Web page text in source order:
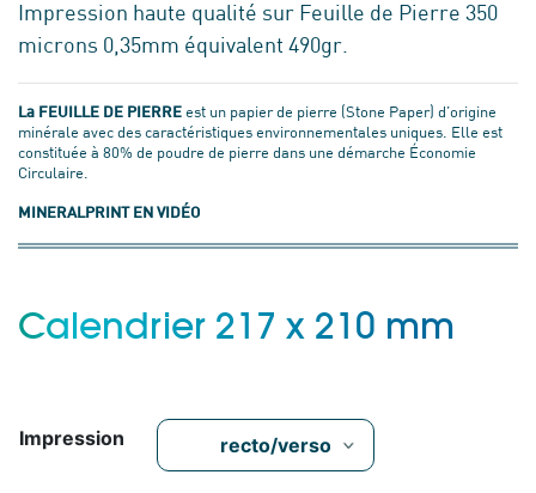
Impression haute qualité sur Feuille de Pierre 350
microns 0,35mm équivalent 490gr.
La FEUILLE DE PIERRE est un papier de pierre (Stone Paper) d’origine
minérale avec des caractéristiques environnementales uniques. Elle est
constituée à 80% de poudre de pierre dans une démarche Économie
Circulaire.
MINERALPRINT EN VIDÉO
Calendrier 217 x 210 mm
Impression